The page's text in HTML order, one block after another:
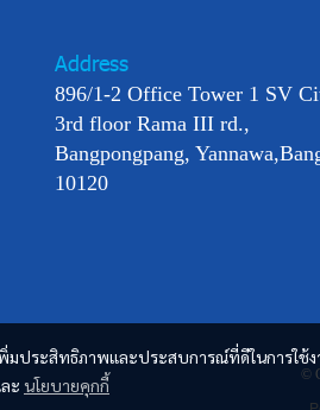
มประสิทธิภาพและประสบการณ์ที่ดีในการใช้
ะ นโยบายคุกกี้
Address
896/1-2 Office Tower 1 SV
3rd floor Rama III rd.,
Bangpongpang,
10120
©